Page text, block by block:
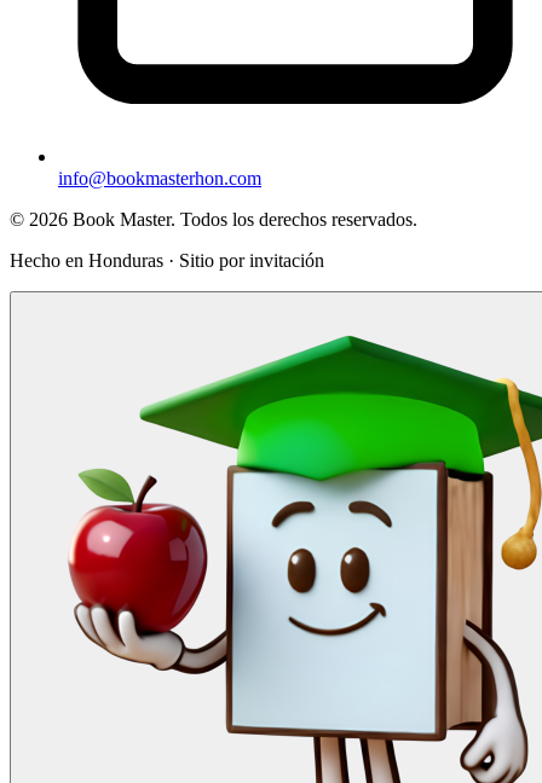
info@bookmasterhon.com
© 2026 Book Master. Todos los derechos reservados.
Hecho en Honduras · Sitio por invitación